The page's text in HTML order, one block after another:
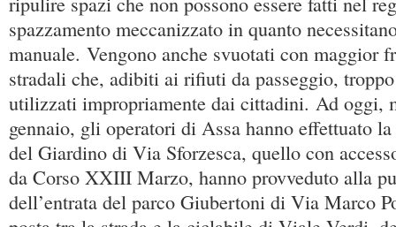
spazzamento meccanizzato in quanto
manuale. Vengono anche svuotati con maggior
stradali che, adibiti ai rifiuti da passeggio,
utilizzati impropriamente dai cittadini. Ad oggi,
gennaio, gli operatori di Assa hanno effettuato
del Giardino di Via Sforzesca, quello con
da Corso XXIII Marzo, hanno provveduto alla
dell’entrata del parco Giubertoni di Via Marco